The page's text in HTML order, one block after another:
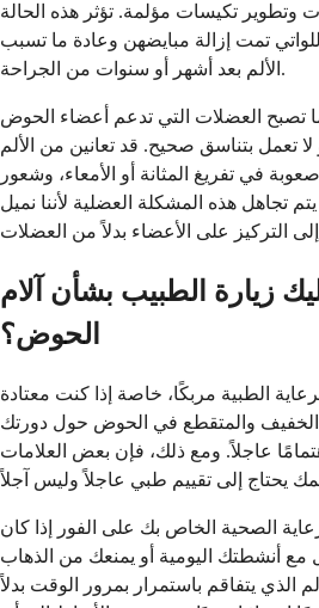
وتطوير تكيسات مؤلمة. تؤثر هذه الحالة
تمت إزالة مبايضهن وعادة ما تسبب
الألم بعد أشهر أو سنوات من الجراحة.
العضلات التي تدعم أعضاء الحوض
تعمل بتناسق صحيح. قد تعانين من الألم
في تفريغ المثانة أو الأمعاء، وشعور
تجاهل هذه المشكلة العضلية لأننا نميل
زيارة الطبيب بشأن آلام
الحوض؟
الطبية مربكًا، خاصة إذا كنت معتادة
الخفيف والمتقطع في الحوض حول دورتك
عاجلاً. ومع ذلك، فإن بعض العلامات
الصحية الخاص بك على الفور إذا كان
مع أنشطتك اليومية أو يمنعك من الذهاب
الذي يتفاقم باستمرار بمرور الوقت بدلاً